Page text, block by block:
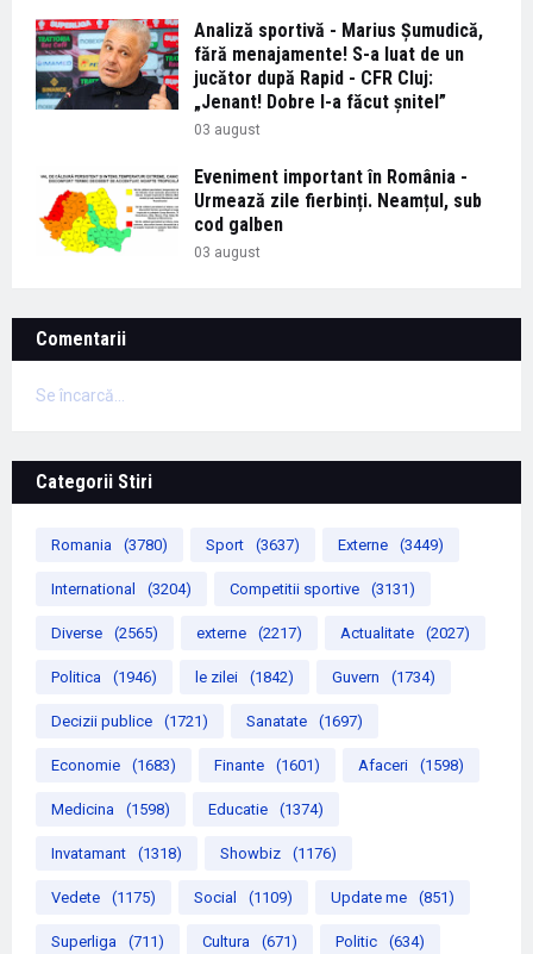
Analiză sportivă - Marius Șumudică,
fără menajamente! S-a luat de un
jucător după Rapid - CFR Cluj:
„Jenant! Dobre l-a făcut șnitel”
03 august
Eveniment important în România -
Urmează zile fierbinți. Neamțul, sub
cod galben
03 august
Comentarii
Se încarcă...
Categorii Stiri
Romania (3780) Sport (3637) Externe (3449)
International (3204) Competitii sportive (3131)
Diverse (2565) externe (2217) Actualitate (2027)
Politica (1946) le zilei (1842) Guvern (1734)
Decizii publice (1721) Sanatate (1697)
Economie (1683) Finante (1601) Afaceri (1598)
Medicina (1598) Educatie (1374)
Invatamant (1318) Showbiz (1176)
Vedete (1175) Social (1109) Update me (851)
Superliga (711) Cultura (671) Politic (634)